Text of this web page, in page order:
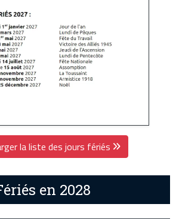
la liste des jours fériés
en 2028